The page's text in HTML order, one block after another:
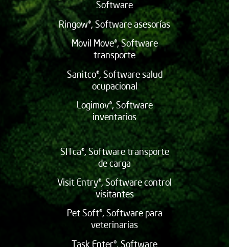
Software
Ringow®, Software asesorías
Movil Move®, Software
transporte
Sanitco®, Software salud
ocupacional
Logimov®, Software
inventarios
SITca®, Software transporte
de carga
Visit Entry®, Software control
visitantes
Pet Soft®, Software para
veterinarias
Task Enter®, Software